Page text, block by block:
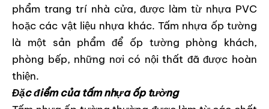
phẩm trang trí nhà cửa, được làm từ nhựa PVC
hoặc các vật liệu nhựa khác. Tấm nhựa ốp tường
là một sản phẩm để ốp tường phòng khách,
phòng bếp, những nơi có nội thất đã được hoàn
thiện.
Đặc điểm của tấm nhựa ốp tường